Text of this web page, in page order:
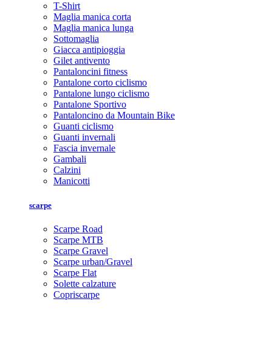
T-Shirt
Maglia manica corta
Maglia manica lunga
Sottomaglia
Giacca antipioggia
Gilet antivento
Pantaloncini fitness
Pantalone corto ciclismo
Pantalone lungo ciclismo
Pantalone Sportivo
Pantaloncino da Mountain Bike
Guanti ciclismo
Guanti invernali
Fascia invernale
Gambali
Calzini
Manicotti
scarpe
Scarpe Road
Scarpe MTB
Scarpe Gravel
Scarpe urban/Gravel
Scarpe Flat
Solette calzature
Copriscarpe